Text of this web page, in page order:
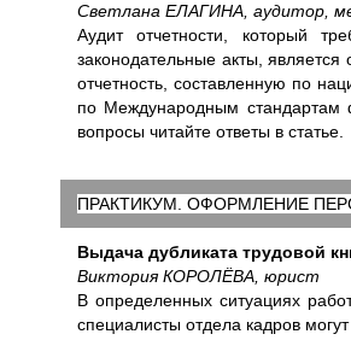
Светлана ЕЛАГИНА, аудитор,
Аудит отчетности, который
законодательные акты,
отчетность, составленную по
по Международным
вопросы читайте ответы в статье.
ПРАКТИКУМ. ОФОРМЛЕНИЕ
Выдача дубликата трудовой
Виктория КОРОЛЁВА, юрист
В определенных ситуациях
специалисты отдела кадров